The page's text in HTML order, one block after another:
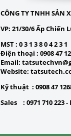
CÔNG TY TNHH SẢN
VP: 21/30/6 Ấp Chiến
MST: 0 3 1 3 8 0 4 2 3 1
Điện thoại : 0908 47
Email:
Website:
Kỹ thuật : 0908 47
Sales : 0971 710 223